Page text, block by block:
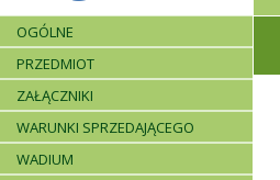
OGÓLNE
PRZEDMIOT
ZAŁĄCZNIKI
WARUNKI SPRZEDAJĄCEGO
WADIUM